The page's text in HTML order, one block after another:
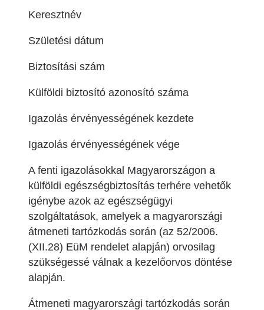
Keresztnév
Születési dátum
Biztosítási szám
Külföldi biztosító azonosító száma
Igazolás érvényességének kezdete
Igazolás érvényességének vége
A fenti igazolásokkal Magyarországon a
külföldi egészségbiztosítás terhére vehetők
igénybe azok az egészségügyi
szolgáltatások, amelyek a magyarországi
átmeneti tartózkodás során (az 52/2006.
(XII.28) EüM rendelet alapján) orvosilag
szükségessé válnak a kezelőorvos döntése
alapján.
Átmeneti magyarországi tartózkodás során